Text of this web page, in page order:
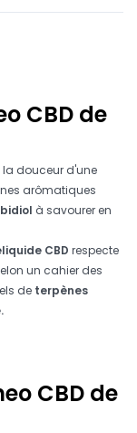
CBD de
la douceur d'une
arômatiques
à savourer en
CBD respecte
un cahier des
de terpènes
CBD de